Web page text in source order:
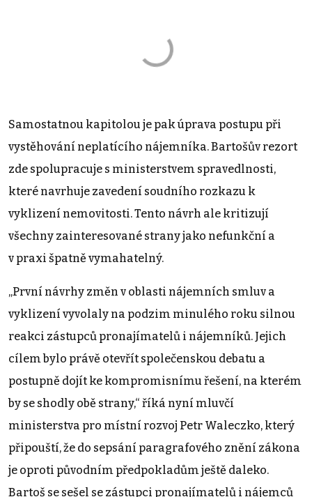
Samostatnou kapitolou je pak úprava postupu při
vystěhování neplatícího nájemníka. Bartošův rezort
zde spolupracuje s ministerstvem spravedlnosti,
které navrhuje zavedení soudního rozkazu k
vyklizení nemovitosti. Tento návrh ale kritizují
všechny zainteresované strany jako nefunkční a
v praxi špatně vymahatelný.
„První návrhy změn v oblasti nájemních smluv a
vyklizení vyvolaly na podzim minulého roku silnou
reakci zástupců pronajímatelů i nájemníků. Jejich
cílem bylo právě otevřít společenskou debatu a
postupně dojít ke kompromisnímu řešení, na kterém
by se shodly obě strany,“ říká nyní mluvčí
ministerstva pro místní rozvoj Petr Waleczko, který
připouští, že do sepsání paragrafového znění zákona
je oproti původním předpokladům ještě daleko.
Bartoš se sešel se zástupci pronajímatelů i nájemců